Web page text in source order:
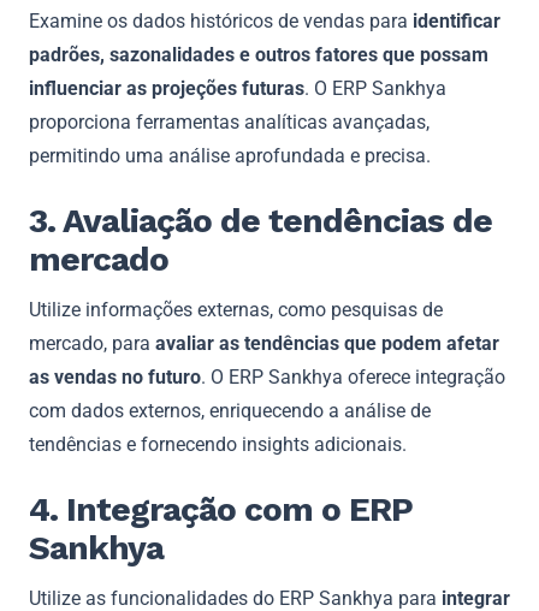
Examine os dados históricos de vendas para identificar
padrões, sazonalidades e outros fatores que possam
influenciar as projeções futuras. O ERP Sankhya
proporciona ferramentas analíticas avançadas,
permitindo uma análise aprofundada e precisa.
3. Avaliação de tendências de
mercado
Utilize informações externas, como pesquisas de
mercado, para avaliar as tendências que podem afetar
as vendas no futuro. O ERP Sankhya oferece integração
com dados externos, enriquecendo a análise de
tendências e fornecendo insights adicionais.
4. Integração com o ERP
Sankhya
Utilize as funcionalidades do ERP Sankhya para integrar